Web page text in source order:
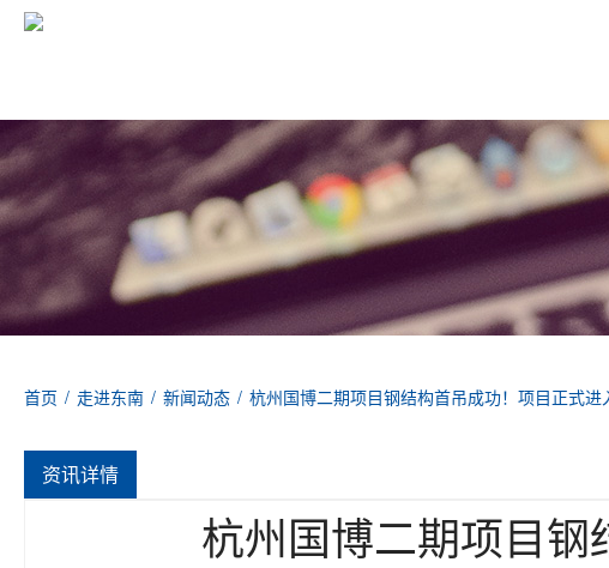
首页 / 走进东南 / 新闻动态 / 杭州国博二期项目钢结构首吊成功！项目正式进
资讯详情
杭州国博二期项目